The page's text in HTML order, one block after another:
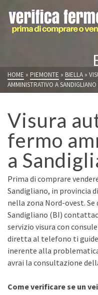
HOME » PIEMONTE » BIELLA »
AMMINISTRATIVO A SANDIGLIANO
Visura
fermo
a
Prima di comprare
Sandigliano, in provincia
nella zona Nord-ovest. Se
Sandigliano (BI)
servizio visura con
diretta al telefono ti
inerente alla
avrai la consultazione
Come verificare se un